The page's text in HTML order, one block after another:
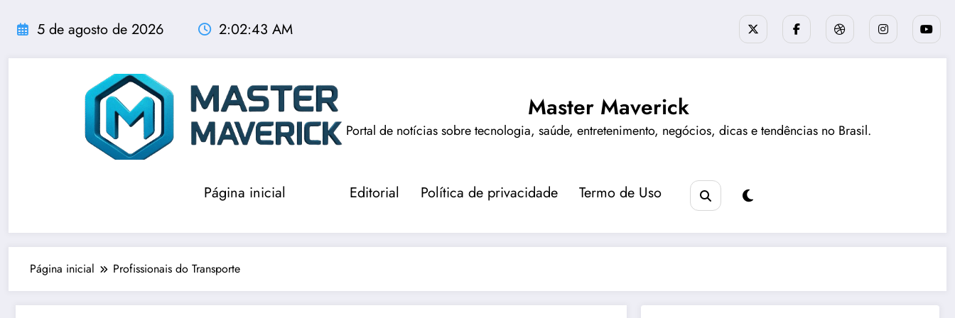
para
conteúdo
5 de agosto de 2026 2:02:44 AM
Master Maverick
Portal de notícias sobre tecnologia, saúde, entretenimento, negócios, dicas e tendências no Brasil.
Página inicial Editorial Política de privacidade Termo de Uso
Página inicial Profissionais do Transporte